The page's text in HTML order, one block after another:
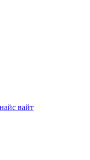
вайт